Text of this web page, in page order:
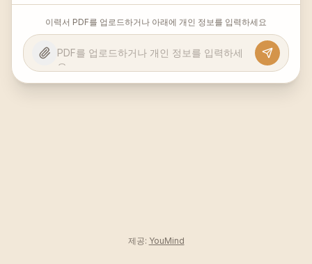
이력서 PDF를 업로드하거나 아래에 개인 정보를 입력하세요
제공: YouMind